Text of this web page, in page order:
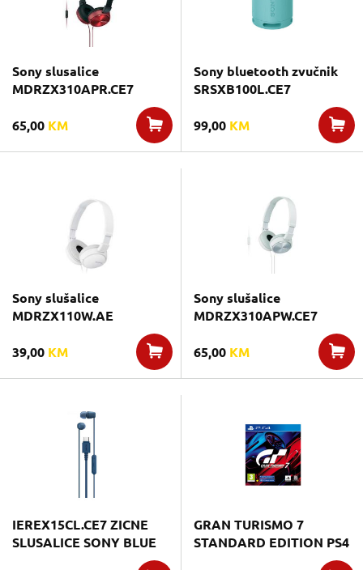
Sony slusalice
MDRZX310APR.CE7
65,00 KM
Sony bluetooth zvučnik
SRSXB100L.CE7
99,00 KM
Sony slušalice
MDRZX110W.AE
39,00 KM
Sony slušalice
MDRZX310APW.CE7
65,00 KM
IEREX15CL.CE7 ZICNE
SLUSALICE SONY BLUE
GRAN TURISMO 7
STANDARD EDITION PS4